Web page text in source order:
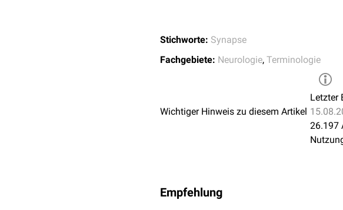
Stichworte: Synapse
Fachgebiete: Neurologie, Terminologie
Wichtiger Hinweis zu diesem Artikel
Letzter
26.197
Empfehlung